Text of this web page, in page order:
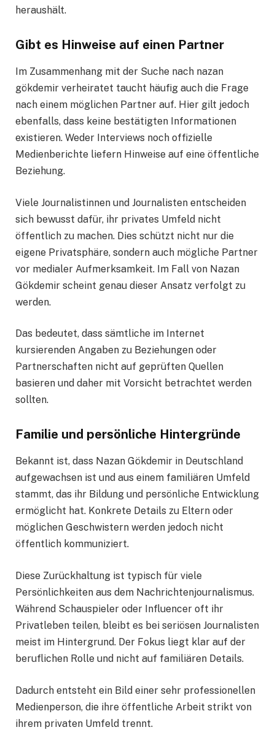
heraushält.
Gibt es Hinweise auf einen Partner
Im Zusammenhang mit der Suche nach nazan
gökdemir verheiratet taucht häufig auch die Frage
nach einem möglichen Partner auf. Hier gilt jedoch
ebenfalls, dass keine bestätigten Informationen
existieren. Weder Interviews noch offizielle
Medienberichte liefern Hinweise auf eine öffentliche
Beziehung.
Viele Journalistinnen und Journalisten entscheiden
sich bewusst dafür, ihr privates Umfeld nicht
öffentlich zu machen. Dies schützt nicht nur die
eigene Privatsphäre, sondern auch mögliche Partner
vor medialer Aufmerksamkeit. Im Fall von Nazan
Gökdemir scheint genau dieser Ansatz verfolgt zu
werden.
Das bedeutet, dass sämtliche im Internet
kursierenden Angaben zu Beziehungen oder
Partnerschaften nicht auf geprüften Quellen
basieren und daher mit Vorsicht betrachtet werden
sollten.
Familie und persönliche Hintergründe
Bekannt ist, dass Nazan Gökdemir in Deutschland
aufgewachsen ist und aus einem familiären Umfeld
stammt, das ihr Bildung und persönliche Entwicklung
ermöglicht hat. Konkrete Details zu Eltern oder
möglichen Geschwistern werden jedoch nicht
öffentlich kommuniziert.
Diese Zurückhaltung ist typisch für viele
Persönlichkeiten aus dem Nachrichtenjournalismus.
Während Schauspieler oder Influencer oft ihr
Privatleben teilen, bleibt es bei seriösen Journalisten
meist im Hintergrund. Der Fokus liegt klar auf der
beruflichen Rolle und nicht auf familiären Details.
Dadurch entsteht ein Bild einer sehr professionellen
Medienperson, die ihre öffentliche Arbeit strikt von
ihrem privaten Umfeld trennt.